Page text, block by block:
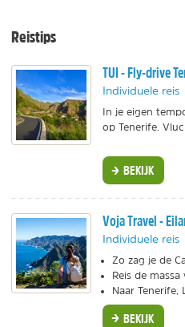
Reistips
TUI - Fly-drive
Individuele reis
In je eigen
op Tenerife.
BEKIJK
Voja Travel -
Individuele reis
Zo zag je de
Reis de
Naar Tenerife,
BEKIJK